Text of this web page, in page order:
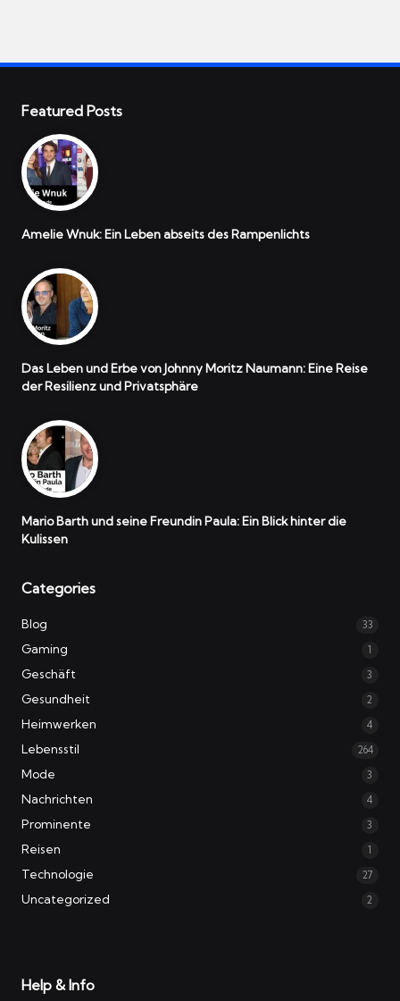
Featured Posts
Amelie Wnuk: Ein Leben abseits des Rampenlichts
Das Leben und Erbe von Johnny Moritz Naumann: Eine Reise
der Resilienz und Privatsphäre
Mario Barth und seine Freundin Paula: Ein Blick hinter die
Kulissen
Categories
Blog 33
Gaming 1
Geschäft 3
Gesundheit 2
Heimwerken 4
Lebensstil 264
Mode 3
Nachrichten 4
Prominente 3
Reisen 1
Technologie 27
Uncategorized 2
Help & Info